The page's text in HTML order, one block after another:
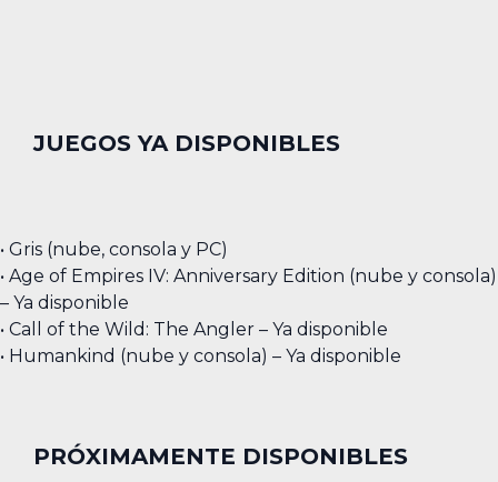
JUEGOS YA DISPONIBLES
• Gris (nube, consola y PC)
• Age of Empires IV: Anniversary Edition (nube y consola)
– Ya disponible
• Call of the Wild: The Angler – Ya disponible
• Humankind (nube y consola) – Ya disponible
PRÓXIMAMENTE DISPONIBLES